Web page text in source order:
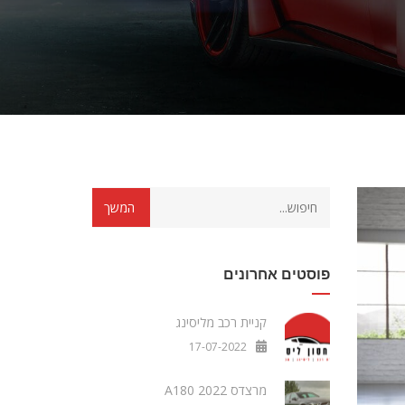
פוסטים אחרונים
קניית רכב מליסינג
17-07-2022
מרצדס A180 2022